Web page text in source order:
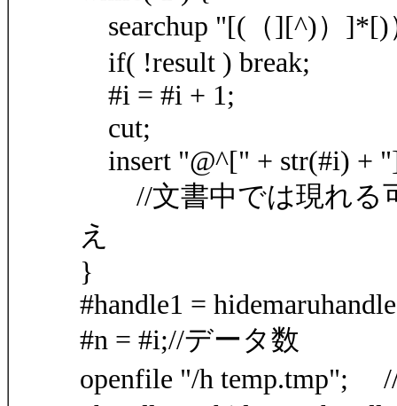
searchup "[(（][^)）]*[)
if( !result ) break;
#i = #i + 1;
cut;
insert "@^[" + str(#i) +
//文書中では現れる
え
}
#handle1 =
#n = #i;//データ数
openfile "/h temp.tmp";